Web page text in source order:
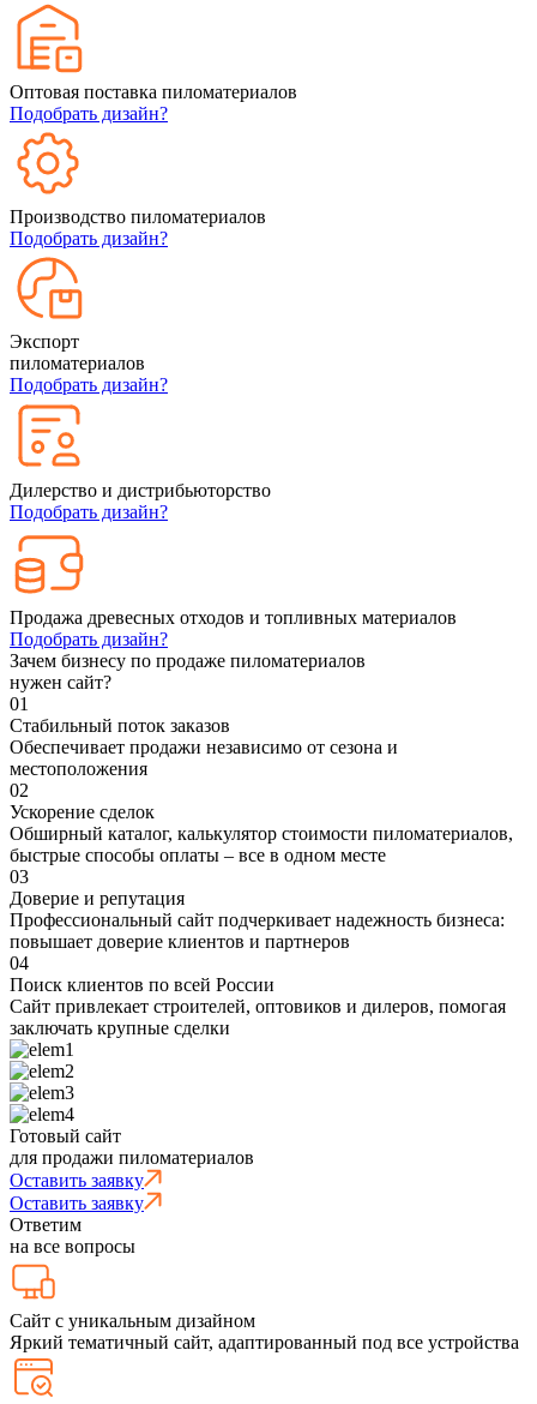
Оптовая поставка пиломатериалов
Подобрать дизайн?
Производство пиломатериалов
Подобрать дизайн?
Экспорт
пиломатериалов
Подобрать дизайн?
Дилерство и дистрибьюторство
Подобрать дизайн?
Продажа древесных отходов и топливных материалов
Подобрать дизайн?
Зачем бизнесу по продаже пиломатериалов
нужен сайт?
01
Стабильный поток заказов
Обеспечивает продажи независимо от сезона и
местоположения
02
Ускорение сделок
Обширный каталог, калькулятор стоимости пиломатериалов,
быстрые способы оплаты – все в одном месте
03
Доверие и репутация
Профессиональный сайт подчеркивает надежность бизнеса:
повышает доверие клиентов и партнеров
04
Поиск клиентов по всей России
Сайт привлекает строителей, оптовиков и дилеров, помогая
заключать крупные сделки
Готовый сайт
для продажи пиломатериалов
Оставить заявку
Оставить заявку
Ответим
на все вопросы
Сайт с уникальным дизайном
Яркий тематичный сайт, адаптированный под все устройства